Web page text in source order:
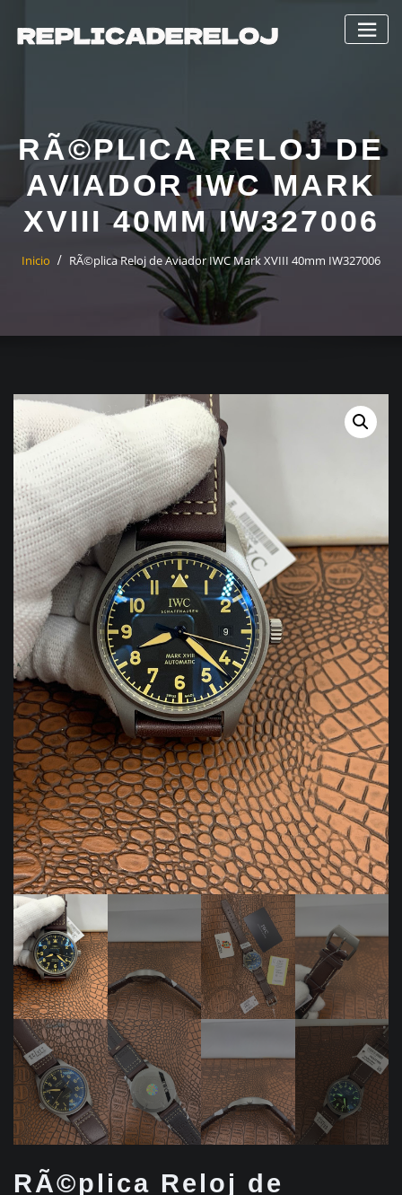
contenido
RÃ©PLICA RELOJ DE
AVIADOR IWC MARK
XVIII 40MM IW327006
Inicio RÃ©plica Reloj de Aviador IWC Mark XVIII 40mm IW327006
RÃ©plica Reloj de